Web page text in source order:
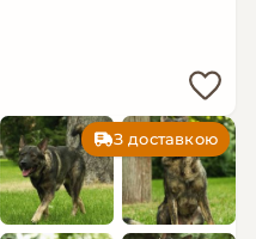
З доставкою